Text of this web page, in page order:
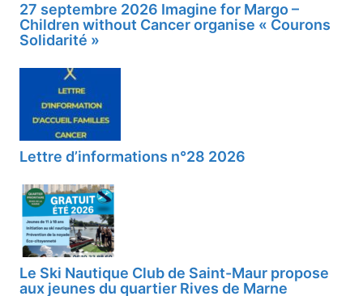
27 septembre 2026 Imagine for Margo –
Children without Cancer organise « Courons
Solidarité »
Lettre d’informations n°28 2026
Le Ski Nautique Club de Saint-Maur propose
aux jeunes du quartier Rives de Marne